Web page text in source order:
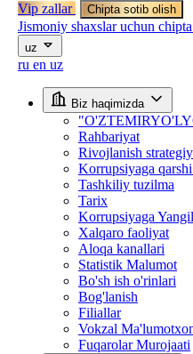
Vip zallar Chipta sotib olish
Jismoniy shaxslar uchun
uz
ru en uz
Biz haqimizda
Rahbariyat
Rivojlanish
Korrupsiyaga
Tashkiliy tuzilma
Tarix
Korrupsiyaga
Xalqaro faoliyat
Aloqa kanallari
Statistik Malumot
Bo'sh ish o'rinlari
Bog'lanish
Filiallar
Vokzal
Fuqarolar Murojaati